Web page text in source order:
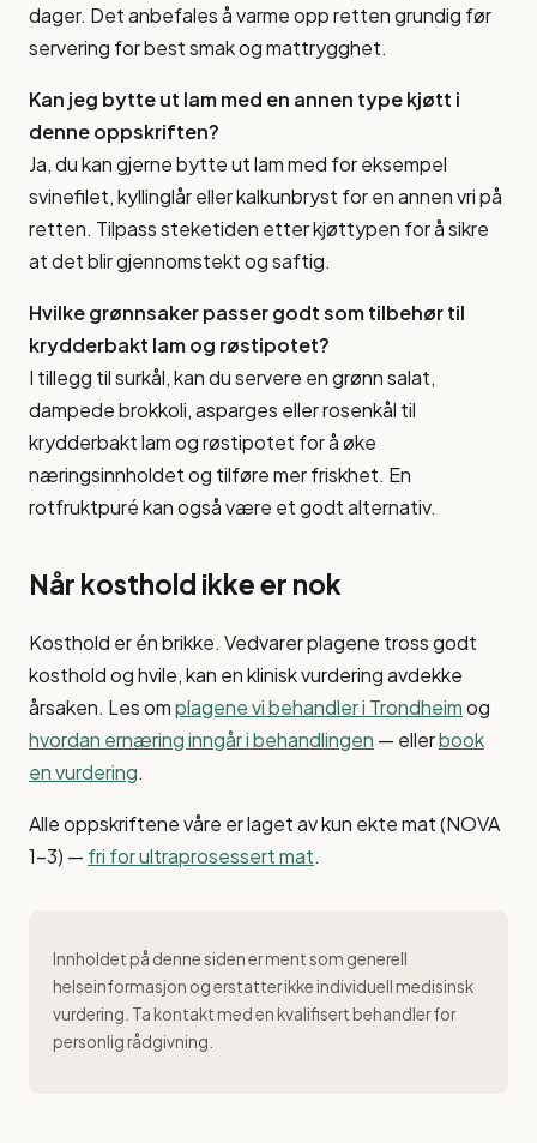
dager. Det anbefales å varme opp retten grundig før
servering for best smak og mattrygghet.
Kan jeg bytte ut lam med en annen type kjøtt i
denne oppskriften?
Ja, du kan gjerne bytte ut lam med for eksempel
svinefilet, kyllinglår eller kalkunbryst for en annen vri på
retten. Tilpass steketiden etter kjøttypen for å sikre
at det blir gjennomstekt og saftig.
Hvilke grønnsaker passer godt som tilbehør til
krydderbakt lam og røstipotet?
I tillegg til surkål, kan du servere en grønn salat,
dampede brokkoli, asparges eller rosenkål til
krydderbakt lam og røstipotet for å øke
næringsinnholdet og tilføre mer friskhet. En
rotfruktpuré kan også være et godt alternativ.
Når kosthold ikke er nok
Kosthold er én brikke. Vedvarer plagene tross godt
kosthold og hvile, kan en klinisk vurdering avdekke
årsaken. Les omplagene vi behandler i Trondheimog
hvordan ernæring inngår i behandlingen — ellerbook
en vurdering.
Alle oppskriftene våre er laget av kun ekte mat (NOVA
1–3) — fri for ultraprosessert mat.
Innholdet på denne siden er ment som generell
helseinformasjon og erstatter ikke individuell medisinsk
vurdering. Ta kontakt med en kvalifisert behandler for
personlig rådgivning.